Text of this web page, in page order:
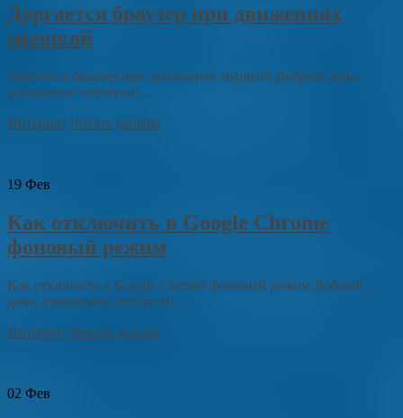
Дергается браузер при движениях
мышкой
Дергается браузер при движениях мышкой Добрый день,
уважаемые читатели!...
Интернет Читать дальше
19 Фев
Как отключить в Google Chrome
фоновый режим
Как отключить в Google Chrome фоновый режим Добрый
день, уважаемые читатели!...
Интернет Читать дальше
02 Фев